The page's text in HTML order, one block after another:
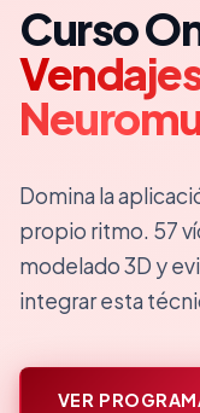
Curso
Domina la
propio ritmo. 57
modelado 3D y
integrar esta
VER